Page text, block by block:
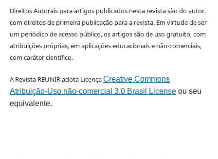
Direitos Autorais para artigos publicados nesta revista são do autor,
com direitos de primeira publicação para a revista. Em virtude de ser
um periódico de acesso público, os artigos são de uso gratuito, com
atribuições próprias, em aplicações educacionais e não-comerciais,
com caráter científico.
A Revista REUNIR adota LicençaCreative Commons
Atribuição-Uso não-comercial 3.0 Brasil Licenseou seu
equivalente.